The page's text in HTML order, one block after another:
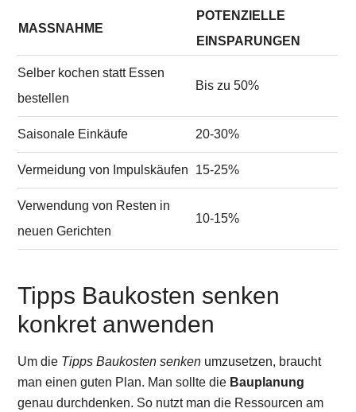
MASSNAHME
POTENZIELLE
EINSPARUNGEN
Selber kochen statt Essen
bestellen
Bis zu 50%
Saisonale Einkäufe 20-30%
Vermeidung von Impulskäufen 15-25%
Verwendung von Resten in
neuen Gerichten
10-15%
Tipps Baukosten senken
konkret anwenden
Um die Tipps Baukosten senken umzusetzen, braucht
man einen guten Plan. Man sollte die Bauplanung
genau durchdenken. So nutzt man die Ressourcen am